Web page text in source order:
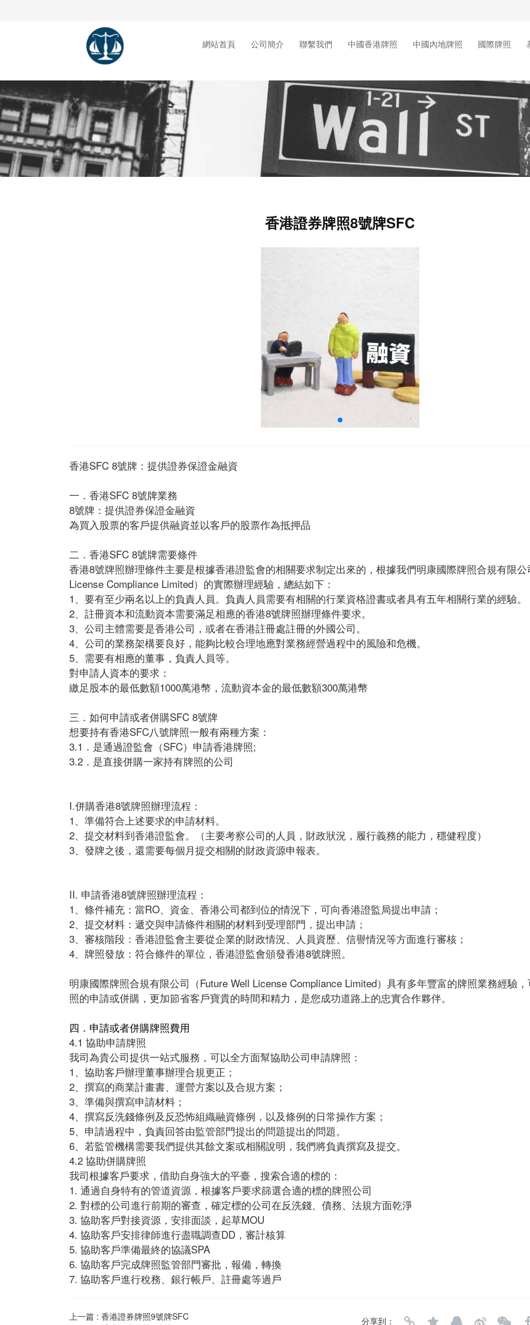
網站首頁 公司簡介 聯繫我們 中國香港牌照 中國內地牌照 國際牌照
香港證券牌照8號牌SFC
香港SFC 8號牌：提供證券保證金融資
一．香港SFC 8號牌業務
8號牌：提供證券保證金融資
為買入股票的客戶提供融資並以客戶的股票作為抵押品
二．香港SFC 8號牌需要條件
香港8號牌照辦理條件主要是根據香港證監會的相關要求制定出來的，根據我們明康國際牌照合規有限公
License Compliance Limited）的實際辦理經驗，總結如下：
1、要有至少兩名以上的負責人員。負責人員需要有相關的行業資格證書或者具有五年相關行業的經驗。
2、註冊資本和流動資本需要滿足相應的香港8號牌照辦理條件要求。
3、公司主體需要是香港公司，或者在香港註冊處註冊的外國公司。
4、公司的業務架構要良好，能夠比較合理地應對業務經營過程中的風險和危機。
5、需要有相應的董事，負責人員等。
對申請人資本的要求：
繳足股本的最低數額1000萬港幣，流動資本金的最低數額300萬港幣
三．如何申請或者併購SFC 8號牌
想要持有香港SFC八號牌照一般有兩種方案：
3.1．是通過證監會（SFC）申請香港牌照;
3.2．是直接併購一家持有牌照的公司
I.併購香港8號牌照辦理流程：
1、準備符合上述要求的申請材料。
2、提交材料到香港證監會。（主要考察公司的人員，財政狀況，履行義務的能力，穩健程度）
3、發牌之後，還需要每個月提交相關的財政資源申報表。
II. 申請香港8號牌照辦理流程：
1、條件補充：當RO、資金、香港公司都到位的情況下，可向香港證監局提出申請；
2、提交材料：遞交與申請條件相關的材料到受理部門，提出申請；
3、審核階段：香港證監會主要從企業的財政情況、人員資歷、信譽情況等方面進行審核；
4、牌照發放：符合條件的單位，香港證監會頒發香港8號牌照。
明康國際牌照合規有限公司（Future Well License Compliance Limited）具有多年豐富的牌照業務經驗
照的申請或併購，更加節省客戶寶貴的時間和精力，是您成功道路上的忠實合作夥伴。
四．申請或者併購牌照費用
4.1 協助申請牌照
我司為貴公司提供一站式服務，可以全方面幫協助公司申請牌照：
1、協助客戶辦理董事辦理合規更正；
2、撰寫的商業計畫書、運營方案以及合規方案；
3、準備與撰寫申請材料；
4、撰寫反洗錢條例及反恐怖組織融資條例，以及條例的日常操作方案；
5、申請過程中，負責回答由監管部門提出的問題提出的問題。
6、若監管機構需要我們提供其餘文案或相關說明，我們將負責撰寫及提交。
4.2 協助併購牌照
我司根據客戶要求，借助自身強大的平臺，搜索合適的標的：
1. 通過自身特有的管道資源，根據客戶要求篩選合適的標的牌照公司
2. 對標的公司進行前期的審查，確定標的公司在反洗錢、債務、法規方面乾淨
3. 協助客戶對接資源，安排面談，起草MOU
4. 協助客戶安排律師進行盡職調查DD，審計核算
5. 協助客戶準備最終的協議SPA
6. 協助客戶完成牌照監管部門審批，報備，轉換
7. 協助客戶進行稅務、銀行帳戶、註冊處等過戶
上一篇 : 香港證券牌照9號牌SFC
分享到：